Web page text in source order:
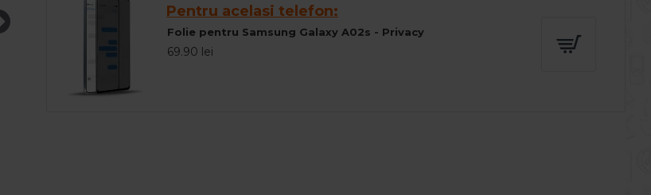
Pentru acelasi telefon:
Folie pentru Samsung Galaxy A02s - Privacy
69.90 lei